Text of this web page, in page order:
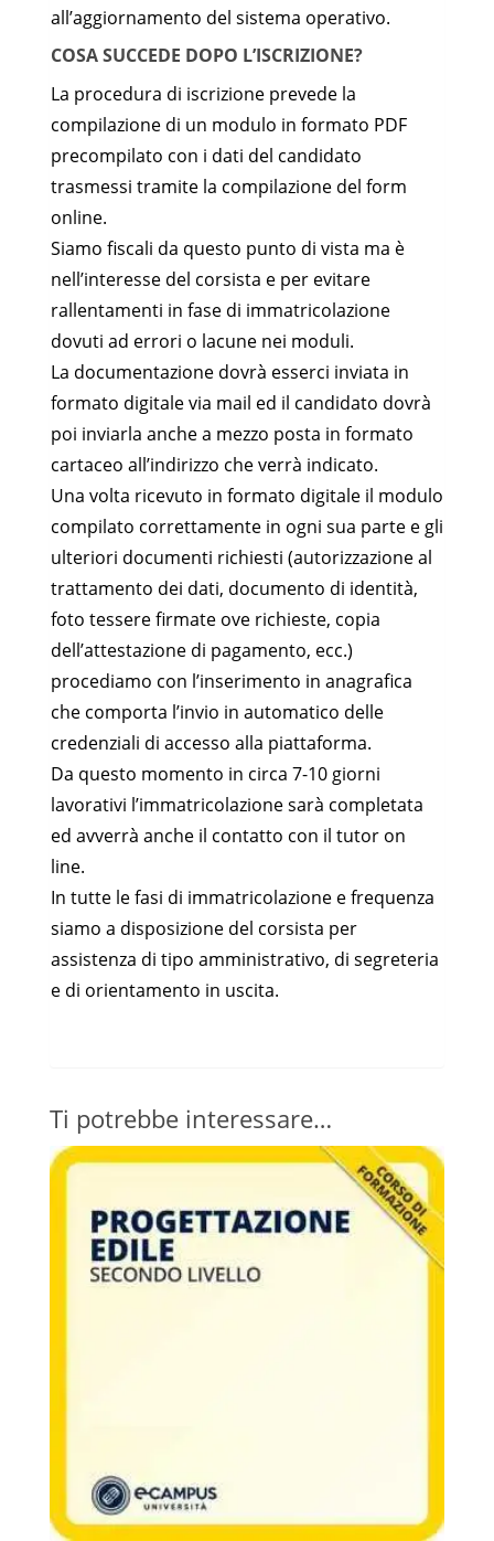
all’aggiornamento del sistema operativo.
COSA SUCCEDE DOPO L’ISCRIZIONE?
La procedura di iscrizione prevede la
compilazione di un modulo in formato PDF
precompilato con i dati del candidato
trasmessi tramite la compilazione del form
online.
Siamo fiscali da questo punto di vista ma è
nell’interesse del corsista e per evitare
rallentamenti in fase di immatricolazione
dovuti ad errori o lacune nei moduli.
La documentazione dovrà esserci inviata in
formato digitale via mail ed il candidato dovrà
poi inviarla anche a mezzo posta in formato
cartaceo all’indirizzo che verrà indicato.
Una volta ricevuto in formato digitale il modulo
compilato correttamente in ogni sua parte e gli
ulteriori documenti richiesti (autorizzazione al
trattamento dei dati, documento di identità,
foto tessere firmate ove richieste, copia
dell’attestazione di pagamento, ecc.)
procediamo con l’inserimento in anagrafica
che comporta l’invio in automatico delle
credenziali di accesso alla piattaforma.
Da questo momento in circa 7-10 giorni
lavorativi l’immatricolazione sarà completata
ed avverrà anche il contatto con il tutor on
line.
In tutte le fasi di immatricolazione e frequenza
siamo a disposizione del corsista per
assistenza di tipo amministrativo, di segreteria
e di orientamento in uscita.
Ti potrebbe interessare…